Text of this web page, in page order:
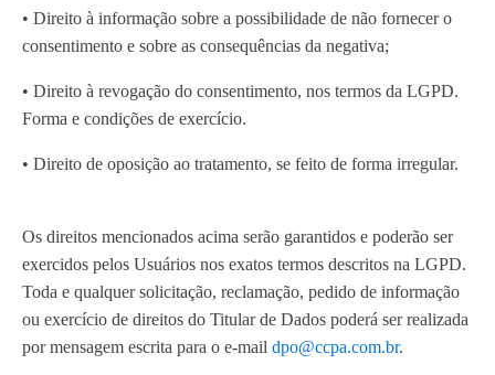
• Direito à informação sobre a possibilidade de não fornecer o
consentimento e sobre as consequências da negativa;
• Direito à revogação do consentimento, nos termos da LGPD.
Forma e condições de exercício.
• Direito de oposição ao tratamento, se feito de forma irregular.
Os direitos mencionados acima serão garantidos e poderão ser
exercidos pelos Usuários nos exatos termos descritos na LGPD.
Toda e qualquer solicitação, reclamação, pedido de informação
ou exercício de direitos do Titular de Dados poderá ser realizada
por mensagem escrita para o e-mail dpo@ccpa.com.br.